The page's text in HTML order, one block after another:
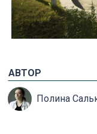
АВТОР
Полина